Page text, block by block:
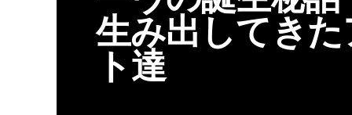
生み出してき
ト達